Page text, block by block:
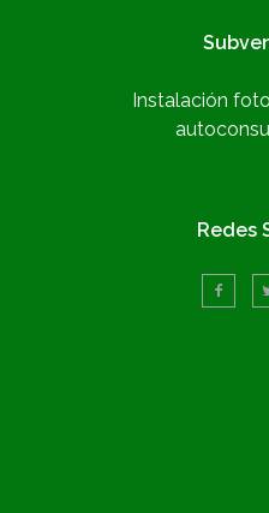
Instalación
Redes